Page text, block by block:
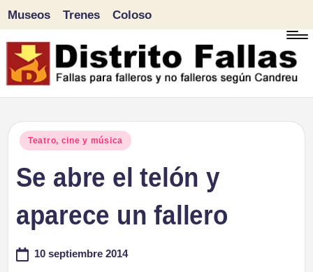
Saltar
al
Museos Trenes Coloso
Publicado
Teatro, cine y música
Se abre el telón y
aparece un fallero
10 septiembre 2014